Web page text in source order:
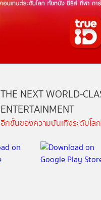
THE NEXT WORLD-
ENTERTAINMENT
อีกขั้นของความบันเทิงระดับโล